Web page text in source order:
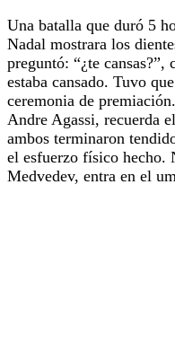
Una batalla que duró 5
Nadal mostrara los
preguntó: “¿te
estaba cansado. Tuvo
ceremonia de
Andre Agassi, recuerda
ambos terminaron
el esfuerzo físico hecho.
Medvedev, entra en el